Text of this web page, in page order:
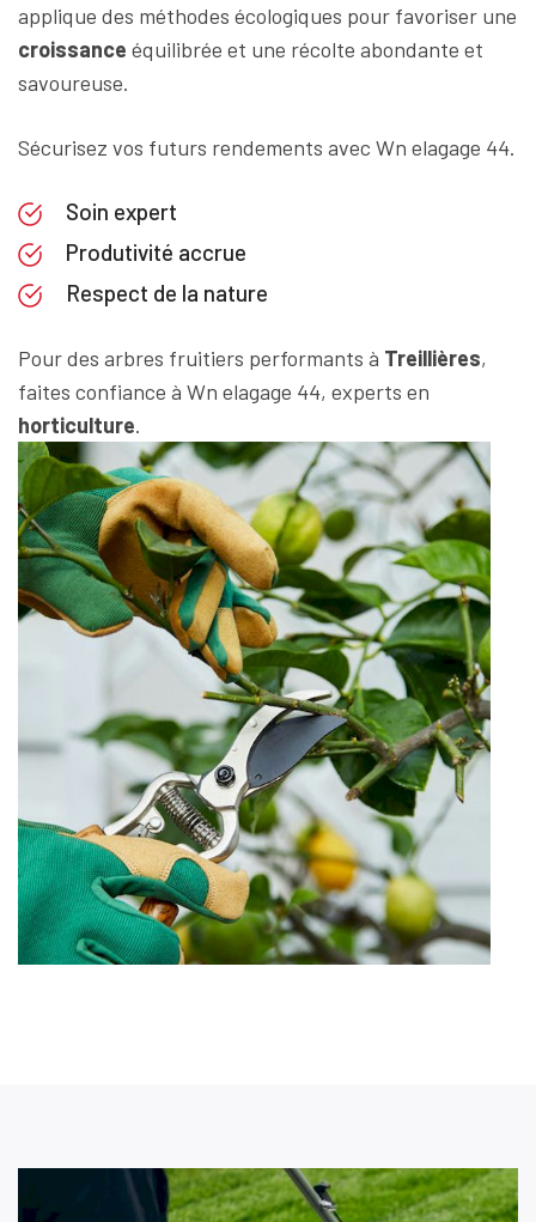
applique des méthodes écologiques pour favoriser une
croissance équilibrée et une récolte abondante et
savoureuse.
Sécurisez vos futurs rendements avec Wn elagage 44.
Soin expert
Produtivité accrue
Respect de la nature
Pour des arbres fruitiers performants à Treillières,
faites confiance à Wn elagage 44, experts en
horticulture.